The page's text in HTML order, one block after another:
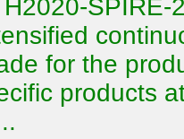
SPIRE-
for the
products